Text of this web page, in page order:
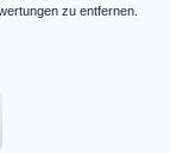
zu entfernen.